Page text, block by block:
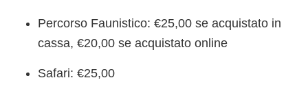
Percorso Faunistico: €25,00 se acquistato in
cassa, €20,00 se acquistato online
Safari: €25,00